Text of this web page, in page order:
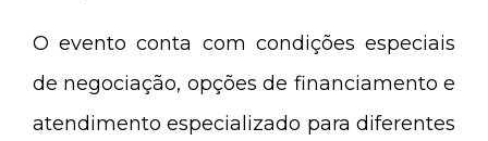
O evento conta com condições especiais
de negociação, opções de financiamento e
atendimento especializado para diferentes